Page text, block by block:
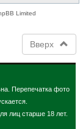
Limited
Вверх
Перепечатка фото
лиц старше 18 лет.